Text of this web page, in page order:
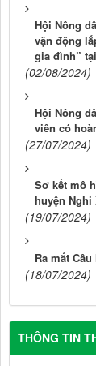
Hội Nông
vận động
gia đình”
(02/08/2024)
Hội Nông
viên có
(27/07/2024)
Sơ kết mô
huyện Nghi
(19/07/2024)
Ra mắt
(18/07/2024)
THÔNG TIN